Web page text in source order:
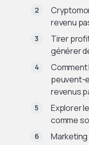
revenu
Tirer
générer
peuvent-
revenus
Explorer
comme